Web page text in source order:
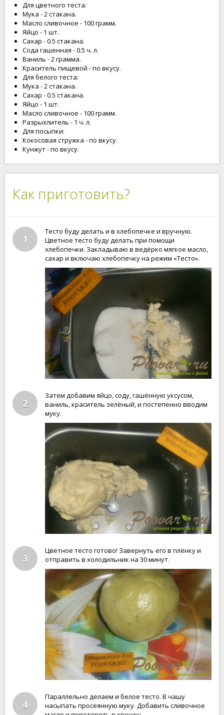
Для цветного теста:
Мука - 2 стакана.
Масло сливочное - 100 грамм.
Яйцо - 1 шт.
Сахар - 0.5 стакана.
Сода гашенная - 0.5 ч. л.
Ваниль - 2 грамма.
Краситель пищевой - по вкусу.
Для белого теста:
Мука - 2 стакана.
Сахар - 0.5 стакана.
Яйцо - 1 шт.
Масло сливочное - 100 грамм.
Разрыхлитель - 1 ч. л.
Для посыпки:
Кокосовая стружка - по вкусу.
Кунжут - по вкусу.
Как приготовить?
1
Тесто буду делать и в хлебопечке и вручную.
Цветное тесто буду делать при помощи
хлебопечки. Закладываю в ведёрко мягкое масло,
сахар и включаю хлебопечку на режим «Тесто».
2
Затем добавим яйцо, соду, гашённую уксусом,
ваниль, краситель зелёный, и постепенно вводим
муку.
3
Цветное тесто готово! Завернуть его в плёнку и
отправить в холодильник на 30 минут.
4
Параллельно делаем и белое тесто. В чашу
насыпать просеянную муку. Добавить сливочное